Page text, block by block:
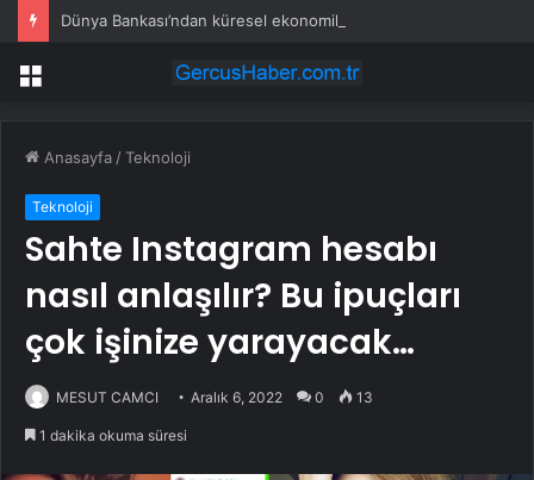
Dünya Bankası’ndan küresel ekonomik kriz uyarısı
Menü
Anasayfa /Teknoloji
Teknoloji
Sahte Instagram hesabı
nasıl anlaşılır? Bu ipuçları
çok işinize yarayacak…
MESUT CAMCI Aralık 6, 2022 0 13
1 dakika okuma süresi